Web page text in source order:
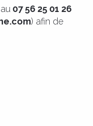
07 56 25 01 26
) afin de